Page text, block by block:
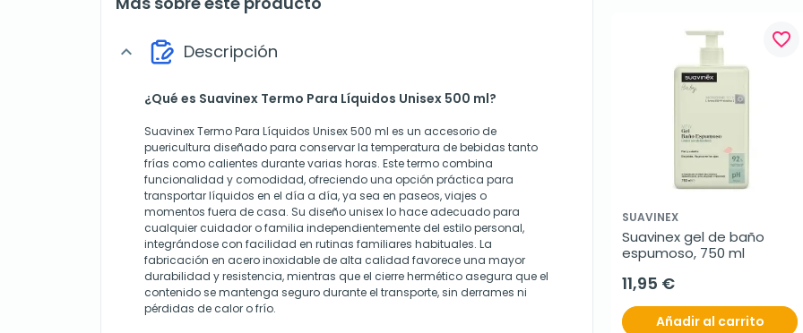
expand_more Descripción
¿Qué es Suavinex Termo Para Líquidos Unisex 500 ml?
Suavinex Termo Para Líquidos Unisex 500 ml es un accesorio de
puericultura diseñado para conservar la temperatura de bebidas tanto
frías como calientes durante varias horas. Este termo combina
funcionalidad y comodidad, ofreciendo una opción práctica para
transportar líquidos en el día a día, ya sea en paseos, viajes o
momentos fuera de casa. Su diseño unisex lo hace adecuado para
cualquier cuidador o familia independientemente del estilo personal,
integrándose con facilidad en rutinas familiares habituales. La
fabricación en acero inoxidable de alta calidad favorece una mayor
durabilidad y resistencia, mientras que el cierre hermético asegura que el
contenido se mantenga seguro durante el transporte, sin derrames ni
pérdidas de calor o frío.
favorite_border
SUAVINEX
Suavinex gel de baño
espumoso, 750 ml
11,95 €
Añadir al carrito